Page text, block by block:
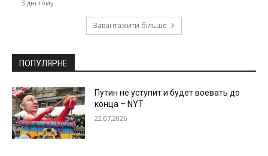
3 дні тому
Завантажити більше
ПОПУЛЯРНЕ
Путин не уступит и будет воевать до
конца – NYT
22.07.2026